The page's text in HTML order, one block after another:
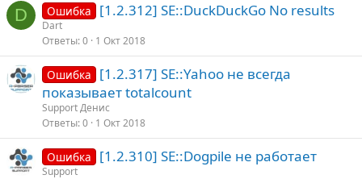
D Ошибка [1.2.312] SE::DuckDuckGo No results
Dart
Ответы 0 1 Окт 2018
Ошибка
[1.2.317] SE::Yahoo не всегда
показывает totalcount
Support Денис
Ответы 0 1 Окт 2018
Ошибка [1.2.310] SE::Dogpile не работает
Support